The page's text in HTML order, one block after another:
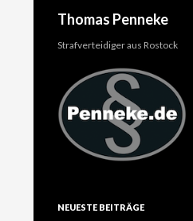
Thomas Penneke
Strafverteidiger aus Rostock
NEUESTE BEITRÄGE